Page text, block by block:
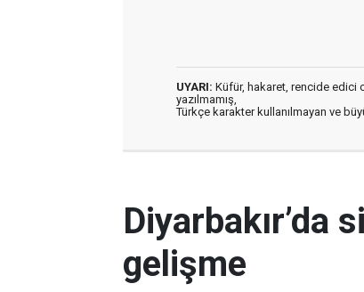
UYARI: Küfür, hakaret, rencide edici
yazılmamış,
Türkçe karakter kullanılmayan ve
Diyarbakır’da
gelişme